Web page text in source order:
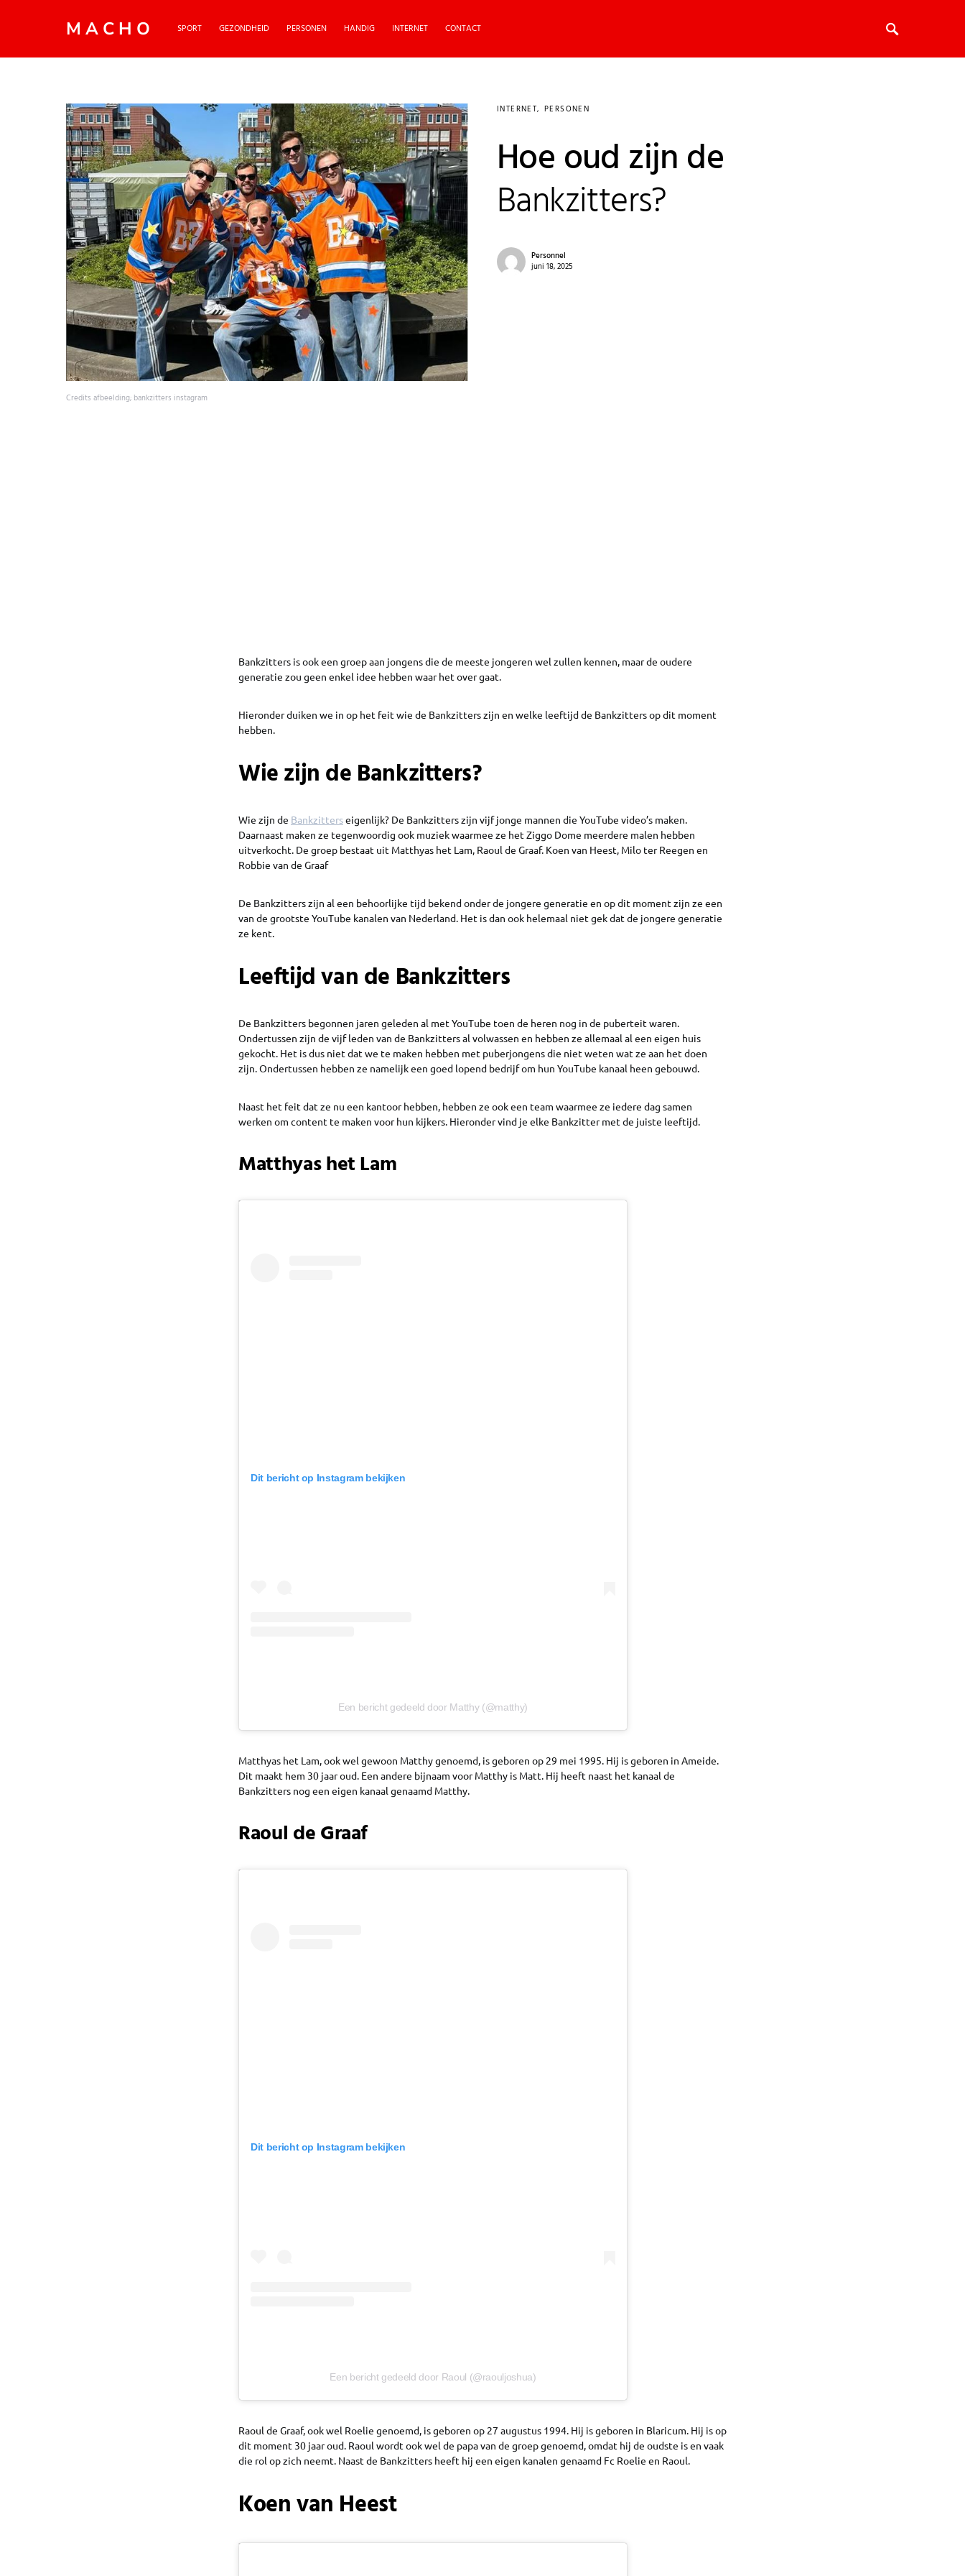
MACHO SPORT GEZONDHEID PERSONEN HANDIG INTERNET CONTACT
Credits afbeelding; bankzitters instagram
INTERNET PERSONEN
Hoe oud zijn de
Bankzitters?
Personnel
juni 18, 2025
Bankzitters is ook een groep aan jongens die de meeste jongeren wel zullen kennen, maar de oudere
generatie zou geen enkel idee hebben waar het over gaat.
Hieronder duiken we in op het feit wie de Bankzitters zijn en welke leeftijd de Bankzitters op dit moment
hebben.
Wie zijn de Bankzitters?
Wie zijn de Bankzitterseigenlijk? De Bankzitters zijn vijf jonge mannen die YouTube video’s maken.
Daarnaast maken ze tegenwoordig ook muziek waarmee ze het Ziggo Dome meerdere malen hebben
uitverkocht. De groep bestaat uit Matthyas het Lam, Raoul de Graaf. Koen van Heest, Milo ter Reegen en
Robbie van de Graaf
De Bankzitters zijn al een behoorlijke tijd bekend onder de jongere generatie en op dit moment zijn ze een
van de grootste YouTube kanalen van Nederland. Het is dan ook helemaal niet gek dat de jongere generatie
ze kent.
Leeftijd van de Bankzitters
De Bankzitters begonnen jaren geleden al met YouTube toen de heren nog in de puberteit waren.
Ondertussen zijn de vijf leden van de Bankzitters al volwassen en hebben ze allemaal al een eigen huis
gekocht. Het is dus niet dat we te maken hebben met puberjongens die niet weten wat ze aan het doen
zijn. Ondertussen hebben ze namelijk een goed lopend bedrijf om hun YouTube kanaal heen gebouwd.
Naast het feit dat ze nu een kantoor hebben, hebben ze ook een team waarmee ze iedere dag samen
werken om content te maken voor hun kijkers. Hieronder vind je elke Bankzitter met de juiste leeftijd.
Matthyas het Lam
Dit bericht op Instagram bekijken
Een bericht gedeeld door Matthy (@matthy)
Matthyas het Lam, ook wel gewoon Matthy genoemd, is geboren op 29 mei 1995. Hij is geboren in Ameide.
Dit maakt hem 30 jaar oud. Een andere bijnaam voor Matthy is Matt. Hij heeft naast het kanaal de
Bankzitters nog een eigen kanaal genaamd Matthy.
Raoul de Graaf
Dit bericht op Instagram bekijken
Een bericht gedeeld door Raoul (@raouljoshua)
Raoul de Graaf, ook wel Roelie genoemd, is geboren op 27 augustus 1994. Hij is geboren in Blaricum. Hij is op
dit moment 30 jaar oud. Raoul wordt ook wel de papa van de groep genoemd, omdat hij de oudste is en vaak
die rol op zich neemt. Naast de Bankzitters heeft hij een eigen kanalen genaamd Fc Roelie en Raoul.
Koen van Heest